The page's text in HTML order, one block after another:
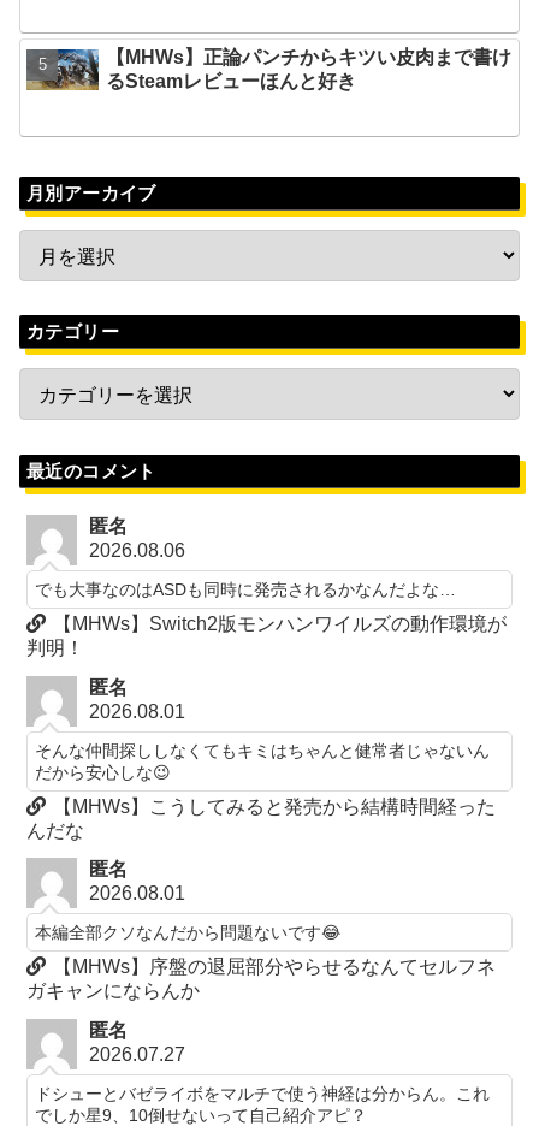
【MHWs】正論パンチからキツい皮肉まで書け
るSteamレビューほんと好き
月別アーカイブ
カテゴリー
最近のコメント
匿名
2026.08.06
でも大事なのはASDも同時に発売されるかなんだよな…
【MHWs】Switch2版モンハンワイルズの動作環境が
判明！
匿名
2026.08.01
そんな仲間探ししなくてもキミはちゃんと健常者じゃないん
だから安心しな😉
【MHWs】こうしてみると発売から結構時間経った
んだな
匿名
2026.08.01
本編全部クソなんだから問題ないです😂
【MHWs】序盤の退屈部分やらせるなんてセルフネ
ガキャンにならんか
匿名
2026.07.27
ドシューとバゼライボをマルチで使う神経は分からん。これ
でしか星9、10倒せないって自己紹介アピ？